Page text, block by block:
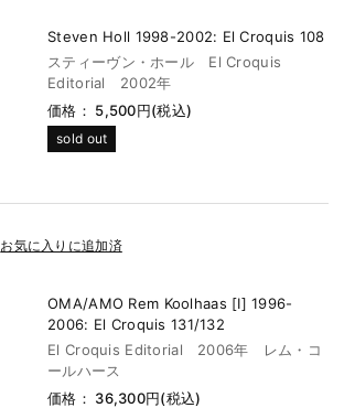
Steven Holl 1998-2002: El Croquis 108
スティーヴン・ホール El Croquis
Editorial 2002年
価格： 5,500円(税込)
sold out
お気に入りに追加済
OMA/AMO Rem Koolhaas [I] 1996-
2006: El Croquis 131/132
El Croquis Editorial 2006年 レム・コ
ールハース
価格： 36,300円(税込)